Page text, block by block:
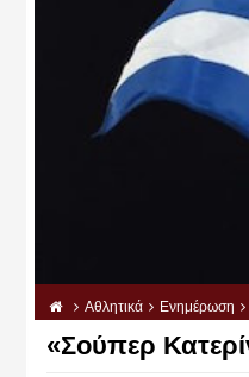
Αθλητικά Ενημέρωση
«Σούπερ